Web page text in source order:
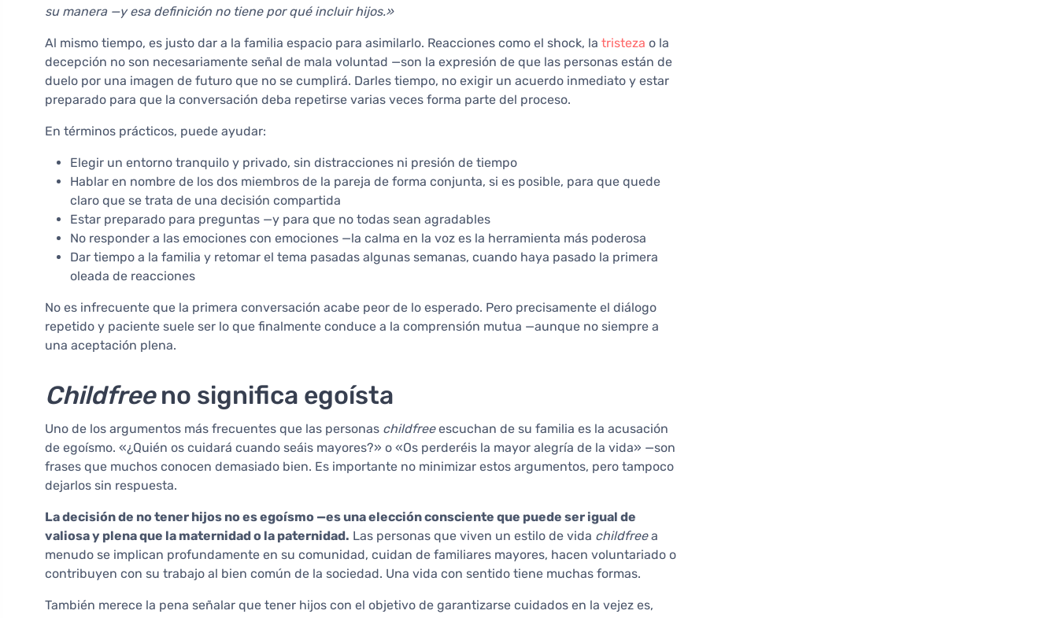
su manera —y esa definición no tiene por qué incluir hijos.»
Al mismo tiempo, es justo dar a la familia espacio para asimilarlo. Reacciones como el shock, la tristeza o la
decepción no son necesariamente señal de mala voluntad —son la expresión de que las personas están de
duelo por una imagen de futuro que no se cumplirá. Darles tiempo, no exigir un acuerdo inmediato y estar
preparado para que la conversación deba repetirse varias veces forma parte del proceso.
En términos prácticos, puede ayudar:
Elegir un entorno tranquilo y privado, sin distracciones ni presión de tiempo
Hablar en nombre de los dos miembros de la pareja de forma conjunta, si es posible, para que quede
claro que se trata de una decisión compartida
Estar preparado para preguntas —y para que no todas sean agradables
No responder a las emociones con emociones —la calma en la voz es la herramienta más poderosa
Dar tiempo a la familia y retomar el tema pasadas algunas semanas, cuando haya pasado la primera
oleada de reacciones
No es infrecuente que la primera conversación acabe peor de lo esperado. Pero precisamente el diálogo
repetido y paciente suele ser lo que finalmente conduce a la comprensión mutua —aunque no siempre a
una aceptación plena.
Childfreeno significa egoísta
Uno de los argumentos más frecuentes que las personas childfreeescuchan de su familia es la acusación
de egoísmo. «¿Quién os cuidará cuando seáis mayores?» o «Os perderéis la mayor alegría de la vida» —son
frases que muchos conocen demasiado bien. Es importante no minimizar estos argumentos, pero tampoco
dejarlos sin respuesta.
La decisión de no tener hijos no es egoísmo —es una elección consciente que puede ser igual de
valiosa y plena que la maternidad o la paternidad. Las personas que viven un estilo de vida childfreea
menudo se implican profundamente en su comunidad, cuidan de familiares mayores, hacen voluntariado o
contribuyen con su trabajo al bien común de la sociedad. Una vida con sentido tiene muchas formas.
También merece la pena señalar que tener hijos con el objetivo de garantizarse cuidados en la vejez es,